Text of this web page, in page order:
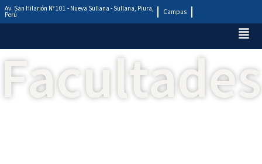
Av. San Hilarión N° 101 - Nueva Sullana - Sullana, Piura,
Perú Campus
Facultades